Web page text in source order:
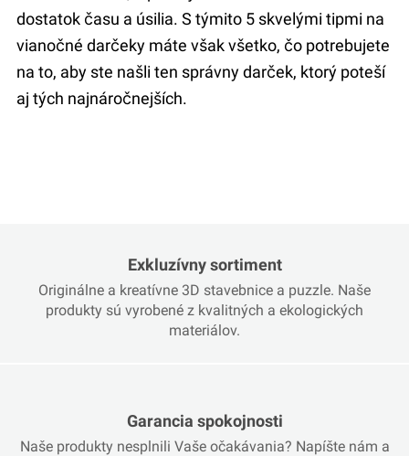
dostatok času a úsilia. S týmito 5 skvelými tipmi na
vianočné darčeky máte však všetko, čo potrebujete
na to, aby ste našli ten správny darček, ktorý poteší
aj tých najnáročnejších.
Exkluzívny sortiment
Originálne a kreatívne 3D stavebnice a puzzle. Naše
produkty sú vyrobené z kvalitných a ekologických
materiálov.
Garancia spokojnosti
Naše produkty nesplnili Vaše očakávania? Napíšte nám a